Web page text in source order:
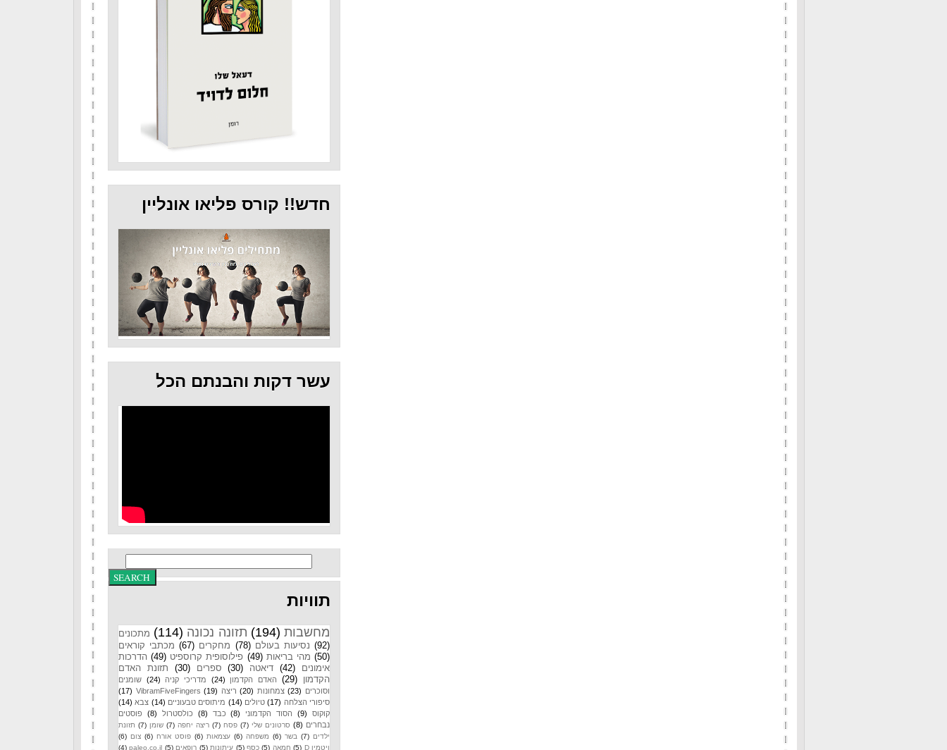
חדש!! קורס פליאו אונליין
עשר דקות והבנתם הכל
תוויות
מחשבות (194) תזונה נכונה (114) מתכונים
(92) נסיעות בעולם (78) מחקרים (67) מכתבי קוראים
(50) מהי בריאות (49) פילוסופית קרוספיט (49) הדרכות
אימונים
(42) דיאטה (30) ספרים (30)
תזונת האדם
הקדמון (29) האדם הקדמון (24) מדריכי קניה (24) שומנים
וסוכרים (23) צמחונות (20) ריצה (19)
VibramFiveFingers
(17)
סיפורי הצלחה (17) טיולים (14) מיתוסים טבעוניים (14) צבא (14)
קוקוס
(9) הסוד הקדמוני (8) כבד (8) כולסטרול (8)
פוסטים
נבחרים (8) סרטונים שלי (7) פסח (7) ריצה יחפה (7) שומן (7) תזונת
ילדים (7) בשר (6) משפחה (6) עצמאות (6) פוסט אורח (6) צום (6)
ויטמין D
(5) חמאה (5) כסף (5) עיתונות (5) רופאים (5)
paleo.co.il
(4)